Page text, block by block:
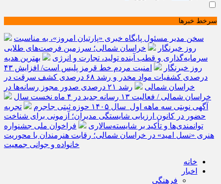
سرخط خبرها
سخن مدیر مسئول پایگاه خبری «پارتیان امروز»، به مناسبت
روز خبرنگار
خراسان شمالی؛ سرزمین فرصت‌های طلایی
سرمایه‌گذاری و قطب آینده تولید، تجارت و انرژی
بهترین هدیه
روز خبرنگار
امنیت مردم خط قرمز پلیس است/ افزایش ۴۳
درصدی کشفیات مواد مخدر و رشد ۶۸ درصدی کشف سرقت در
خراسان شمالی
رشد ۲۱ درصدی صدور مجوز رسانه‌ها در
خراسان شمالی / فعالیت ۱۳ رسانه جدید در ۴ ماه نخست سال
آگهی نوبتی سه ماهه اول سال ۱۴۰۵ حوزه ثبتی جاجرم
تجربه
حضور در کانون ارزیابی شایستگی مدیران؛ آزمونی برای شناخت
توانمندی‌ها و تأکید بر شایسته‌سالاری
فراخوان ملی جشنواره
هنری «نسل امید» در خراسان شمالی؛ رقابت هنرمندان با محوریت
خانواده و جوانی جمعیت
خانه
اخبار
فرهنگی